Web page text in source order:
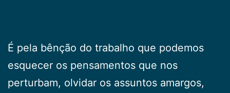
É pela bênção do trabalho que podemos
esquecer os pensamentos que nos
perturbam, olvidar os assuntos amargos,